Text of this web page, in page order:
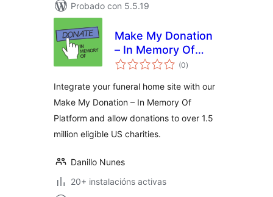
Probado con 5.5.19
Make My Donation
– In Memory Of
Platform
(0valoracións
totais
)
Integrate your funeral home site with our
Make My Donation – In Memory Of
Platform and allow donations to over 1.5
million eligible US charities.
Danillo Nunes
20+ instalacións activas